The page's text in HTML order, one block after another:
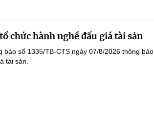
chức hành nghề đấu giá tài sản
số 1335/TB-CTS ngày 07/8/2026 thông
tài sản.